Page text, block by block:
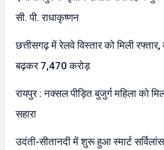
सी. पी. राधाकृष्णन
छत्तीसगढ़ में रेलवे विस्तार को मिली
बढ़कर 7,470 करोड़
रायपुर : नक्सल पीड़ित बुजुर्ग महिला को
सहारा
उदंती-सीतानदी में शुरू हुआ स्मार्ट